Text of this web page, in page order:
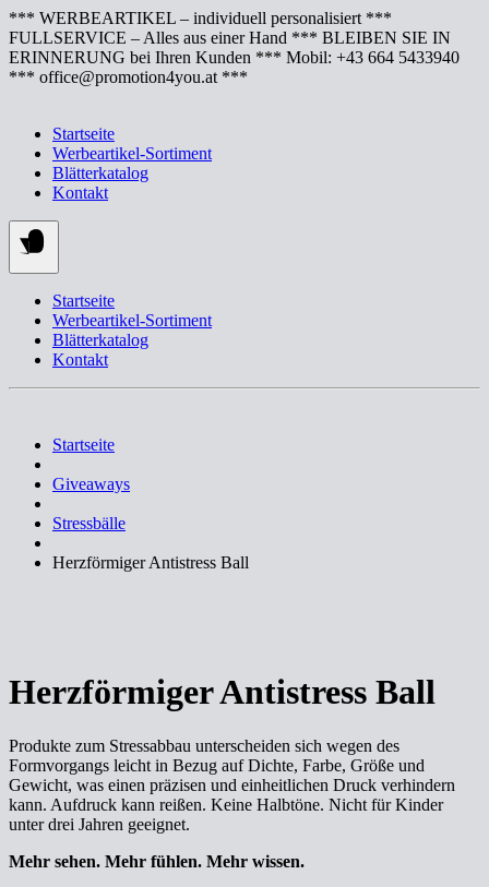
Springe
zum
Inhalt
*** WERBEARTIKEL – individuell personalisiert ***
FULLSERVICE – Alles aus einer Hand *** BLEIBEN SIE IN
ERINNERUNG bei Ihren Kunden *** Mobil: +43 664 5433940
*** office@promotion4you.at ***
Startseite
Werbeartikel-Sortiment
Blätterkatalog
Kontakt
Startseite
Werbeartikel-Sortiment
Blätterkatalog
Kontakt
Startseite
Giveaways
Stressbälle
Herzförmiger Antistress Ball
Herzförmiger Antistress Ball
Produkte zum Stressabbau unterscheiden sich wegen des
Formvorgangs leicht in Bezug auf Dichte, Farbe, Größe und
Gewicht, was einen präzisen und einheitlichen Druck verhindern
kann. Aufdruck kann reißen. Keine Halbtöne. Nicht für Kinder
unter drei Jahren geeignet.
Mehr sehen. Mehr fühlen. Mehr wissen.